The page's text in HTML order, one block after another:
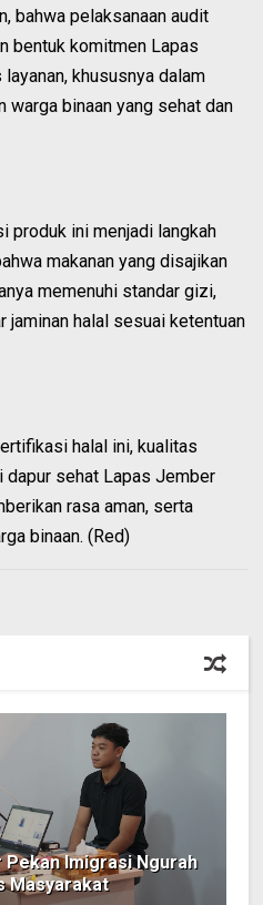
bahwa pelaksanaan audit
bentuk komitmen Lapas
khususnya dalam
warga binaan yang sehat dan
produk ini menjadi langkah
makanan yang disajikan
memenuhi standar gizi,
jaminan halal sesuai ketentuan
halal ini, kualitas
dapur sehat Lapas Jember
rasa aman, serta
binaan. (Red)
Pekan Imigrasi Ngurah
Masyarakat